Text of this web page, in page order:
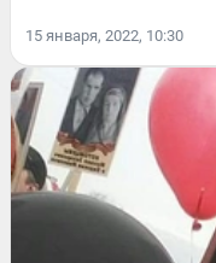
15 января, 2022, 10:30